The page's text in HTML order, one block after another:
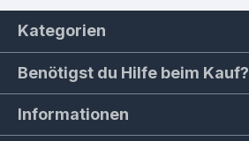
Kategorien
Benötigst du Hilfe beim Kauf?
Informationen